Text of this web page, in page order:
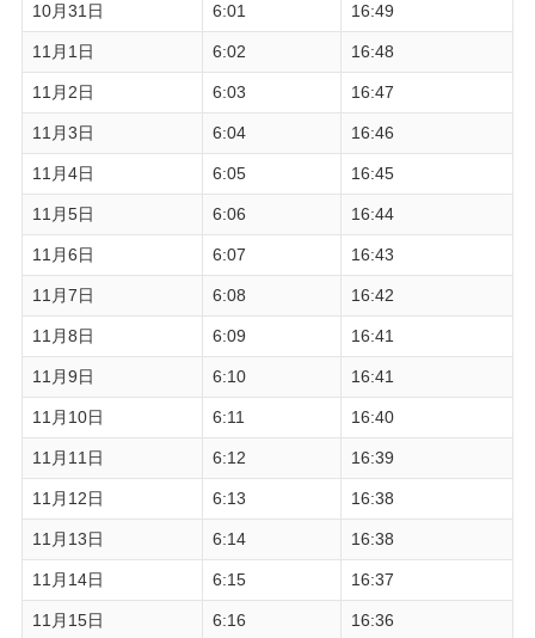
10月31日 6:01 16:49
11月1日 6:02 16:48
11月2日 6:03 16:47
11月3日 6:04 16:46
11月4日 6:05 16:45
11月5日 6:06 16:44
11月6日 6:07 16:43
11月7日 6:08 16:42
11月8日 6:09 16:41
11月9日 6:10 16:41
11月10日 6:11 16:40
11月11日 6:12 16:39
11月12日 6:13 16:38
11月13日 6:14 16:38
11月14日 6:15 16:37
11月15日 6:16 16:36